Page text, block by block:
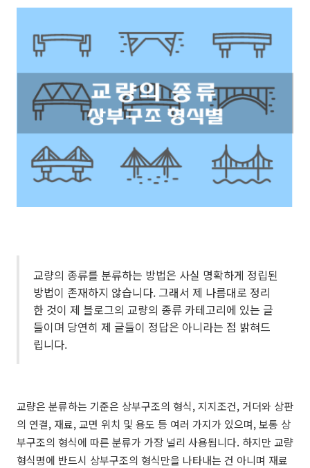
교량의 종류를 분류하는 방법은 사실 명확하게 정립된
방법이 존재하지 않습니다. 그래서 제 나름대로 정리
한 것이 제 블로그의 교량의 종류 카테고리에 있는 글
들이며 당연히 제 글들이 정답은 아니라는 점 밝혀드
립니다.
교량은 분류하는 기준은 상부구조의 형식, 지지조건, 거더와 상판
의 연결, 재료, 교면 위치 및 용도 등 여러 가지가 있으며, 보통 상
부구조의 형식에 따른 분류가 가장 널리 사용됩니다. 하지만 교량
형식명에 반드시 상부구조의 형식만을 나타내는 건 아니며 재료